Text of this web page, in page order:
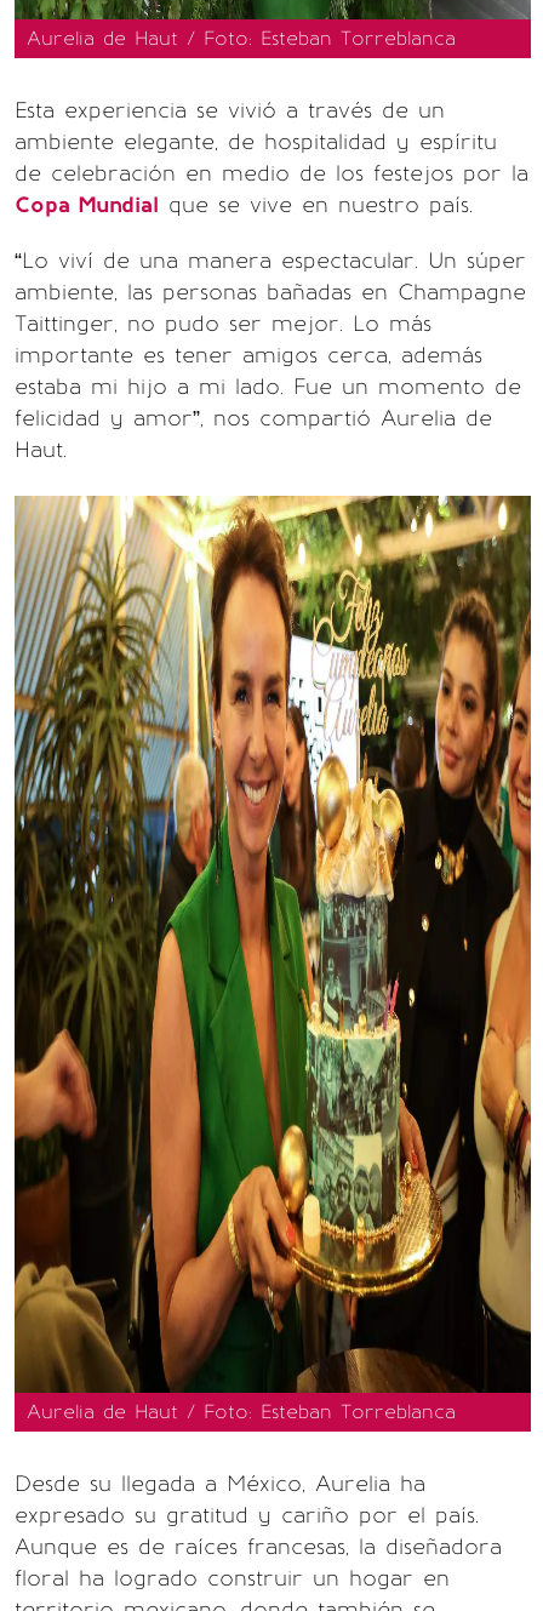
Aurelia de Haut / Foto: Esteban Torreblanca
Esta experiencia se vivió a través de un
ambiente elegante, de hospitalidad y espíritu
de celebración en medio de los festejos por la
Copa Mundial que se vive en nuestro país.
“Lo viví de una manera espectacular. Un súper
ambiente, las personas bañadas en Champagne
Taittinger, no pudo ser mejor. Lo más
importante es tener amigos cerca, además
estaba mi hijo a mi lado. Fue un momento de
felicidad y amor”, nos compartió Aurelia de
Haut.
Aurelia de Haut / Foto: Esteban Torreblanca
Desde su llegada a México, Aurelia ha
expresado su gratitud y cariño por el país.
Aunque es de raíces francesas, la diseñadora
floral ha logrado construir un hogar en